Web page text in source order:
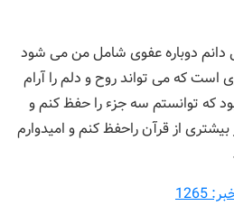
دانم دوباره عفوی شامل من می شود
است که می تواند روح و دلم را آرام
که توانستم سه جزء را حفظ کنم و
از قرآن راحفظ کنم و امیدوارم